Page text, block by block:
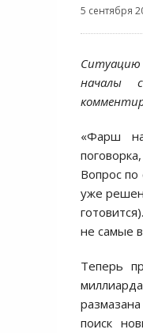
5 сентября
началы
«Фарш
Вопрос
уже
не самые
Теперь
поиск